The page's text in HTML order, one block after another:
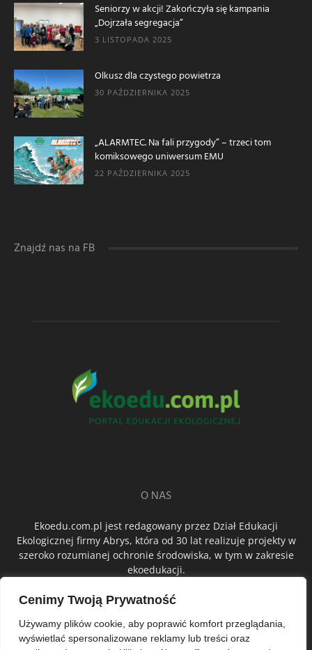
Cenimy Twoją Prywatność
Używamy plików cookie, aby poprawić komfort przeglądania,
wyświetlać spersonalizowane reklamy lub treści oraz
Seniorzy w akcji! Zakończyła się kampania
„Dojrzała segregacja”
3 LISTOPADA 2025
Olkusz dla czystego powietrza
30 PAŹDZIERNIKA 2025
„ALARMTEC. Na fali przygody” – trzeci tom
komiksowego uniwersum EMU
22 PAŹDZIERNIKA 2025
Znajdź nas na FB
O NAS
Ekoedu.com.pl jest redagowany przez Dział Edukacji
Ekologicznej firmy Abrys, która od 30 lat realizuje projekty w
szeroko rozumianej ochronie środowiska, w tym w zakresie
ekoedukacji.
ŚLEDŹ NAS